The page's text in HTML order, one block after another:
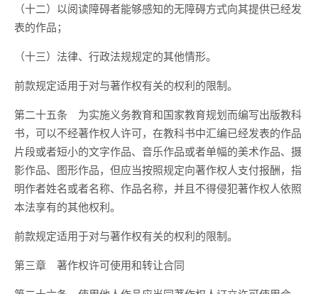
（十二）以阅读障碍者能够感知的无障碍方式向其提供已经发
表的作品；
（十三）法律、行政法规规定的其他情形。
前款规定适用于对与著作权有关的权利的限制。
第二十五条 为实施义务教育和国家教育规划而编写出版教科
书，可以不经著作权人许可，在教科书中汇编已经发表的作品
片段或者短小的文字作品、音乐作品或者单幅的美术作品、摄
影作品、图形作品，但应当按照规定向著作权人支付报酬，指
明作者姓名或者名称、作品名称，并且不得侵犯著作权人依照
本法享有的其他权利。
前款规定适用于对与著作权有关的权利的限制。
第三章 著作权许可使用和转让合同